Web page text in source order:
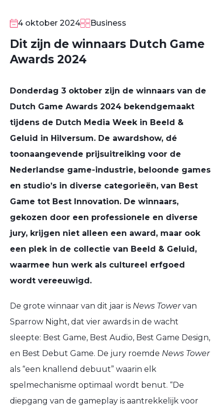
4 oktober 2024 Business
Dit zijn de winnaars Dutch Game
Awards 2024
Donderdag 3 oktober zijn de winnaars van de
Dutch Game Awards 2024 bekendgemaakt
tijdens de Dutch Media Week in Beeld &
Geluid in Hilversum. De awardshow, dé
toonaangevende prijsuitreiking voor de
Nederlandse game-industrie, beloonde games
en studio’s in diverse categorieën, van Best
Game tot Best Innovation. De winnaars,
gekozen door een professionele en diverse
jury, krijgen niet alleen een award, maar ook
een plek in de collectie van Beeld & Geluid,
waarmee hun werk als cultureel erfgoed
wordt vereeuwigd.
De grote winnaar van dit jaar is News Towervan
Sparrow Night, dat vier awards in de wacht
sleepte: Best Game, Best Audio, Best Game Design,
en Best Debut Game. De jury roemde News Tower
als “een knallend debuut” waarin elk
spelmechanisme optimaal wordt benut. “De
diepgang van de gameplay is aantrekkelijk voor